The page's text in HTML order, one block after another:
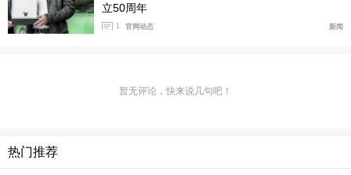
立50周年
1 官网动态 新闻
暂无评论，快来说几句吧！
热门推荐